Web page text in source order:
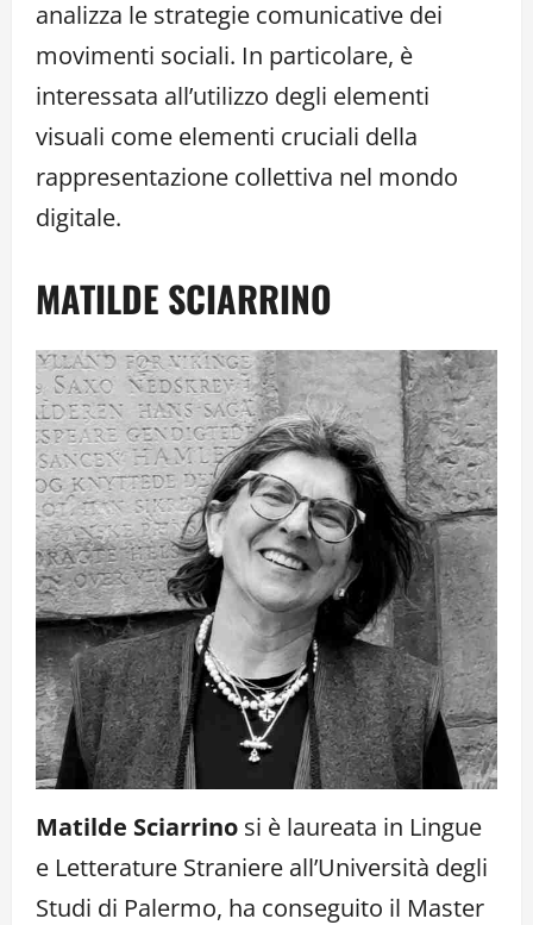
analizza le strategie comunicative dei
movimenti sociali. In particolare, è
interessata all’utilizzo degli elementi
visuali come elementi cruciali della
rappresentazione collettiva nel mondo
digitale.
MATILDE SCIARRINO
Matilde Sciarrino si è laureata in Lingue
e Letterature Straniere all’Università degli
Studi di Palermo, ha conseguito il Master